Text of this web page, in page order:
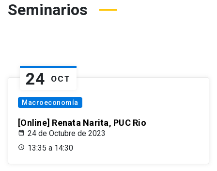
Seminarios
24 OCT
Macroeconomía
[Online] Renata Narita, PUC Rio
24 de Octubre de 2023
13:35 a 14:30